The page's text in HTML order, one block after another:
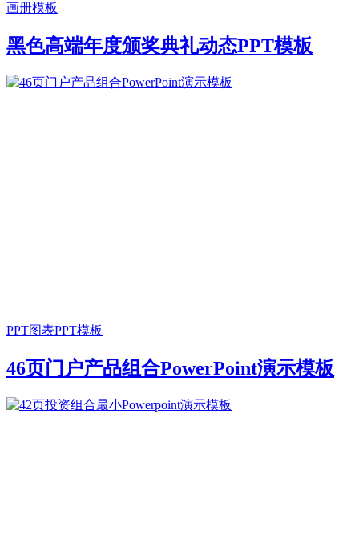
画册模板
黑色高端年度颁奖典礼动态PPT模板
PPT图表PPT模板
46页门户产品组合PowerPoint演示模板